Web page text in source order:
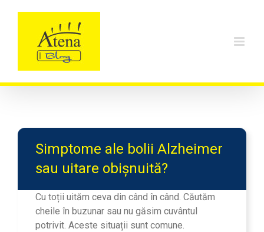
Simptome ale bolii Alzheimer
sau uitare obișnuită?
Cu toții uităm ceva din când în când. Căutăm
cheile în buzunar sau nu găsim cuvântul
potrivit. Aceste situații sunt comune.